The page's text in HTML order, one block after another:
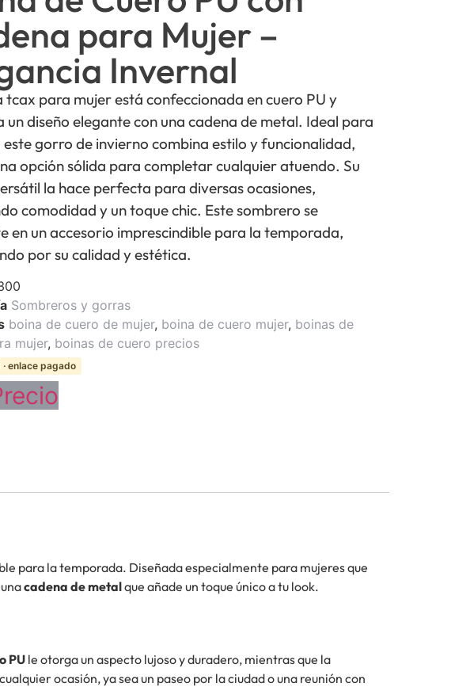
para Mujer –
Invernal
tcax para mujer está confeccionada en cuero PU y
un diseño elegante con una cadena de metal. Ideal para
gorro de invierno combina estilo y funcionalidad,
opción sólida para completar cualquier atuendo. Su
la hace perfecta para diversas ocasiones,
comodidad y un toque chic. Este sombrero se
en un accesorio imprescindible para la temporada,
por su calidad y estética.
Sombreros y gorras
boina de cuero de mujer, boina de cuero mujer, boinas de
mujer, boinas de cuero precios
enlace pagado
para la temporada. Diseñada especialmente para mujeres que
cadena de metalque añade un toque único a tu look.
PUle otorga un aspecto lujoso y duradero, mientras que la
ocasión, ya sea un paseo por la ciudad o una reunión con